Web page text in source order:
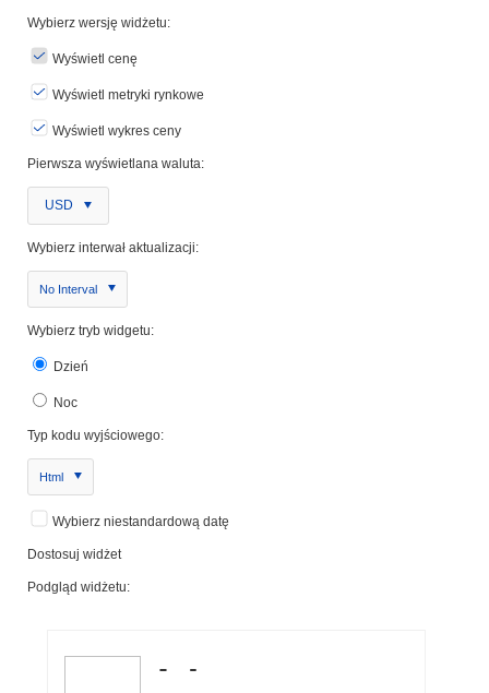
Wybierz wersję widżetu:
Wyświetl cenę
Wyświetl metryki rynkowe
Wyświetl wykres ceny
Pierwsza wyświetlana waluta:
USD
Wybierz interwał aktualizacji:
No Interval
Wybierz tryb widgetu:
Dzień
Noc
Typ kodu wyjściowego:
Html
Wybierz niestandardową datę
Dostosuj widżet
Podgląd widżetu: